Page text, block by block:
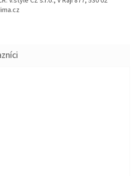
je 5 z 5 hvězdiček.
je 5 z 5 hvězdiček.